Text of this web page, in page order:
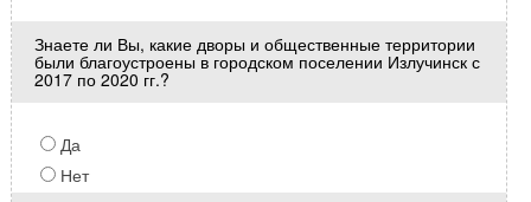
Знаете ли Вы, какие дворы и общественные территории
были благоустроены в городском поселении Излучинск с
2017 по 2020 гг.?
Да
Нет